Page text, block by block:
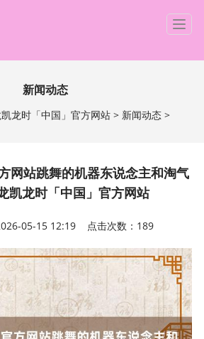
T
g
i
g
o
n
新闻动态
龙时「中国」官方网站> 新闻动态>
网站跳舞的机器东说念主和淘气
凯龙时「中国」官方网站
05-15 12:19 点击次数：189